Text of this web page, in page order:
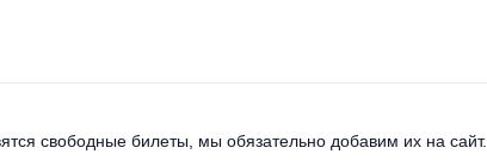
свободные билеты, мы обязательно добавим их на сайт.